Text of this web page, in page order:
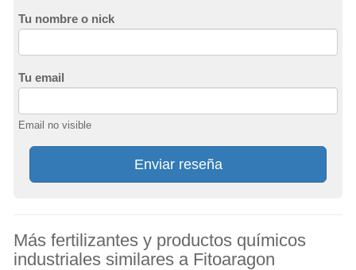
Tu nombre o nick
Tu email
Email no visible
Enviar reseña
Más fertilizantes y productos químicos
industriales similares a Fitoaragon